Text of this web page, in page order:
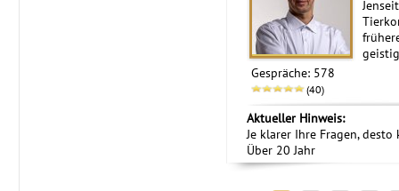
Gespräche: 578
(40)
Aktueller Hinweis:
Je klarer Ihre Fragen,
Über 20 Jahr